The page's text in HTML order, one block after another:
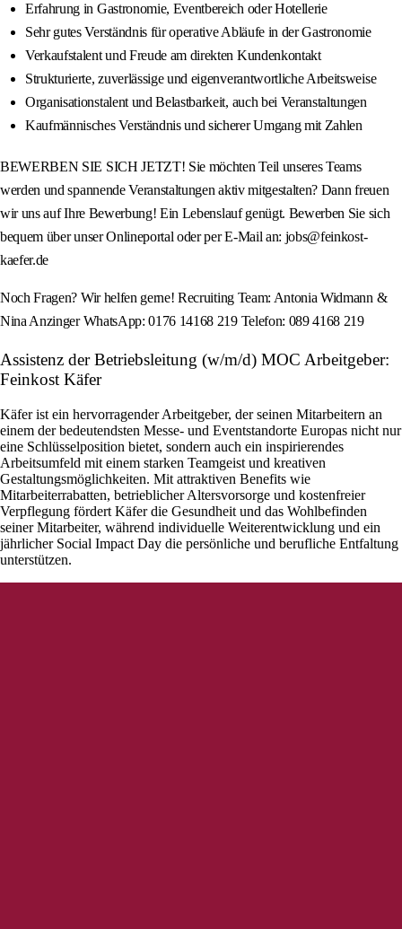
Erfahrung in Gastronomie, Eventbereich oder Hotellerie
Sehr gutes Verständnis für operative Abläufe in der Gastronomie
Verkaufstalent und Freude am direkten Kundenkontakt
Strukturierte, zuverlässige und eigenverantwortliche Arbeitsweise
Organisationstalent und Belastbarkeit, auch bei Veranstaltungen
Kaufmännisches Verständnis und sicherer Umgang mit Zahlen
BEWERBEN SIE SICH JETZT! Sie möchten Teil unseres Teams
werden und spannende Veranstaltungen aktiv mitgestalten? Dann freuen
wir uns auf Ihre Bewerbung! Ein Lebenslauf genügt. Bewerben Sie sich
bequem über unser Onlineportal oder per E-Mail an: jobs@feinkost-
kaefer.de
Noch Fragen? Wir helfen gerne! Recruiting Team: Antonia Widmann &
Nina Anzinger WhatsApp: 0176 14168 219 Telefon: 089 4168 219
Assistenz der Betriebsleitung (w/m/d) MOC Arbeitgeber:
Feinkost Käfer
Käfer ist ein hervorragender Arbeitgeber, der seinen Mitarbeitern an
einem der bedeutendsten Messe- und Eventstandorte Europas nicht nur
eine Schlüsselposition bietet, sondern auch ein inspirierendes
Arbeitsumfeld mit einem starken Teamgeist und kreativen
Gestaltungsmöglichkeiten. Mit attraktiven Benefits wie
Mitarbeiterrabatten, betrieblicher Altersvorsorge und kostenfreier
Verpflegung fördert Käfer die Gesundheit und das Wohlbefinden
seiner Mitarbeiter, während individuelle Weiterentwicklung und ein
jährlicher Social Impact Day die persönliche und berufliche Entfaltung
unterstützen.